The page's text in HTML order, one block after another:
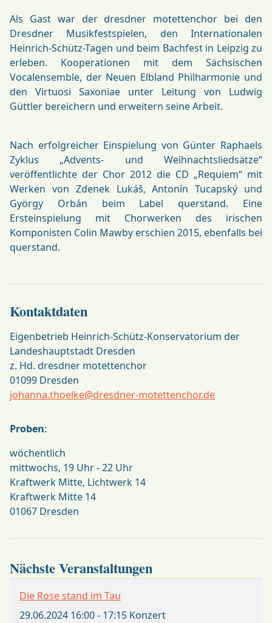
Als Gast war der dresdner motettenchor bei den
Dresdner Musikfestspielen, den Internationalen
Heinrich-Schütz-Tagen und beim Bachfest in Leipzig zu
erleben. Kooperationen mit dem Sächsischen
Vocalensemble, der Neuen Elbland Philharmonie und
den Virtuosi Saxoniae unter Leitung von Ludwig
Güttler bereichern und erweitern seine Arbeit.
Nach erfolgreicher Einspielung von Günter Raphaels
Zyklus „Advents- und Weihnachtsliedsätze“
veröffentlichte der Chor 2012 die CD „Requiem“ mit
Werken von Zdenek Lukáš, Antonín Tucapský und
György Orbán beim Label querstand. Eine
Ersteinspielung mit Chorwerken des irischen
Komponisten Colin Mawby erschien 2015, ebenfalls bei
querstand.
Kontaktdaten
Eigenbetrieb Heinrich-Schütz-Konservatorium der
Landeshauptstadt Dresden
z. Hd. dresdner motettenchor
01099 Dresden
johanna.thoelke@dresdner-motettenchor.de
Proben:
wöchentlich
mittwochs, 19 Uhr - 22 Uhr
Kraftwerk Mitte, Lichtwerk 14
Kraftwerk Mitte 14
01067 Dresden
Nächste Veranstaltungen
Die Rose stand im Tau
29.06.2024 16:00- 17:15 Konzert